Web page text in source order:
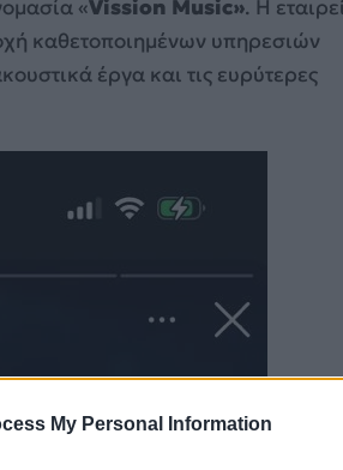
My Personal Information
«Vission Music». Η
καθετοποιημένων υπηρεσιών
έργα και τις ευρύτερες